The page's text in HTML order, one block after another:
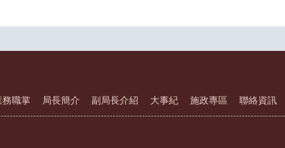
務職掌 局長簡介 副局長介紹 大事紀 施政專區 聯絡資訊